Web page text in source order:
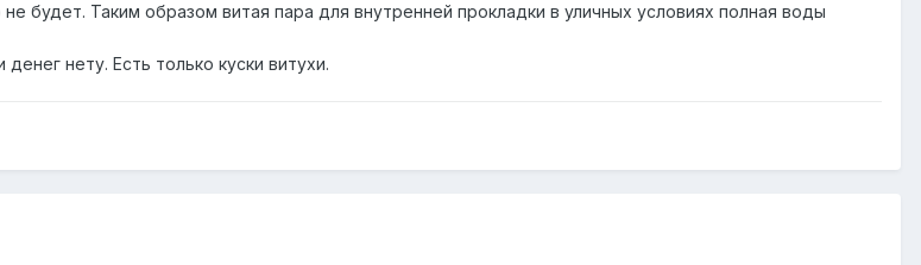
будет. Таким образом витая пара для внутренней прокладки в уличных условиях полная воды
нету. Есть только куски витухи.